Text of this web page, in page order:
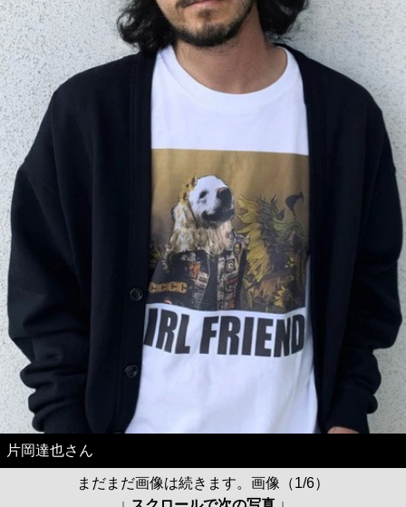
片岡達也さん
まだまだ画像は続きます。画像（1/6）